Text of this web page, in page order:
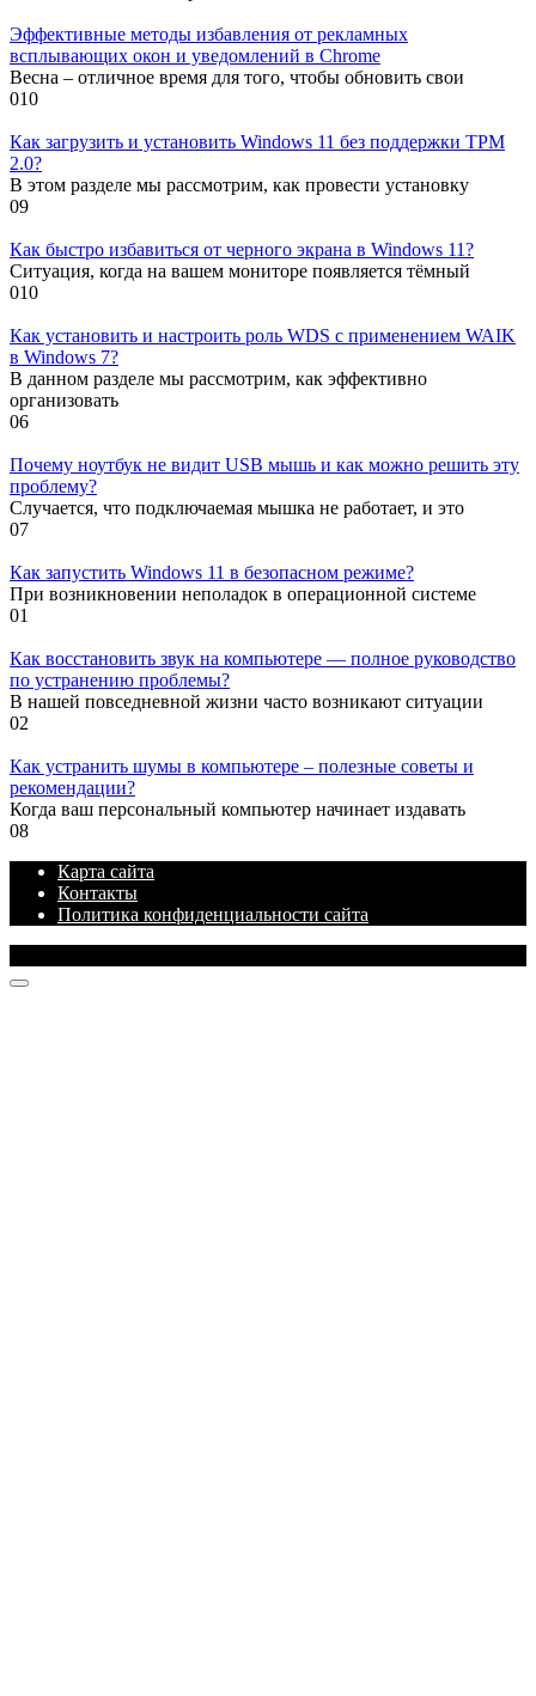
Эффективные методы избавления от рекламных
всплывающих окон и уведомлений в Chrome
Весна – отличное время для того, чтобы обновить свои
010
Как загрузить и установить Windows 11 без поддержки TPM
2.0?
В этом разделе мы рассмотрим, как провести установку
09
Как быстро избавиться от черного экрана в Windows 11?
Ситуация, когда на вашем мониторе появляется тёмный
010
Как установить и настроить роль WDS с применением WAIK
в Windows 7?
В данном разделе мы рассмотрим, как эффективно
организовать
06
Почему ноутбук не видит USB мышь и как можно решить эту
проблему?
Случается, что подключаемая мышка не работает, и это
07
Как запустить Windows 11 в безопасном режиме?
При возникновении неполадок в операционной системе
01
Как восстановить звук на компьютере — полное руководство
по устранению проблемы?
В нашей повседневной жизни часто возникают ситуации
02
Как устранить шумы в компьютере – полезные советы и
рекомендации?
Когда ваш персональный компьютер начинает издавать
08
Карта сайта
Контакты
Политика конфиденциальности сайта